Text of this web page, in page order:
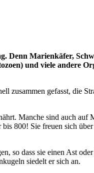
Denn Marienkäfer,
und viele andere
zusammen gefasst, die
Manche sind auch auf
800! Sie freuen sich
so dass sie einen Ast
siedelt er sich an.